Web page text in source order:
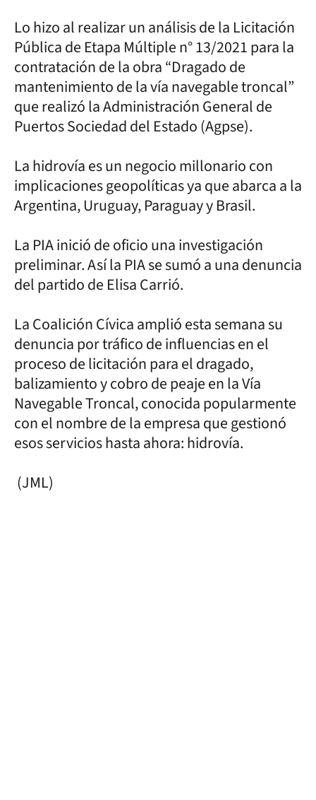
Lo hizo al realizar un análisis de la Licitación
Pública de Etapa Múltiple n° 13/2021 para la
contratación de la obra “Dragado de
mantenimiento de la vía navegable troncal”
que realizó la Administración General de
Puertos Sociedad del Estado (Agpse).
La hidrovía es un negocio millonario con
implicaciones geopolíticas ya que abarca a la
Argentina, Uruguay, Paraguay y Brasil.
La PIA inició de oficio una investigación
preliminar. Así la PIA se sumó a una denuncia
del partido de Elisa Carrió.
La Coalición Cívica amplió esta semana su
denuncia por tráfico de influencias en el
proceso de licitación para el dragado,
balizamiento y cobro de peaje en la Vía
Navegable Troncal, conocida popularmente
con el nombre de la empresa que gestionó
esos servicios hasta ahora: hidrovía.
(JML)